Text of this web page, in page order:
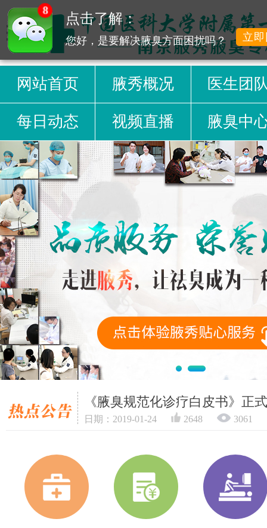
网站首页 腋秀概况 医生团
每日动态 视频直播 腋臭中
《腋臭规范化诊疗白皮书》正
日期：2019-01-24 2648 3061
8
点击了解：
您好，是要解决腋臭方面困扰吗？ 立